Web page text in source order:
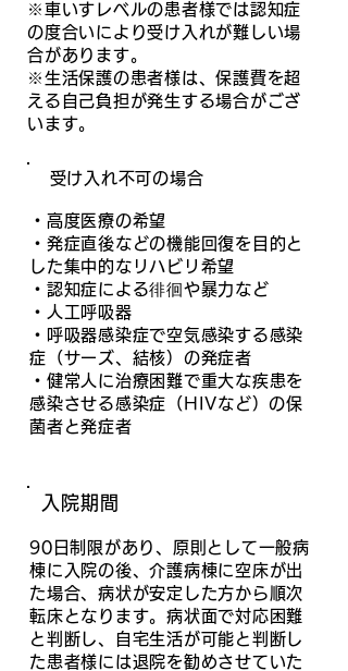
※車いすレベルの患者様では認知症
の度合いにより受け入れが難しい場
合があります。
※生活保護の患者様は、保護費を超
える自己負担が発生する場合がござ
います。
受け入れ不可の場合
・高度医療の希望
・発症直後などの機能回復を目的と
した集中的なリハビリ希望
・認知症による徘徊や暴力など
・人工呼吸器
・呼吸器感染症で空気感染する感染
症（サーズ、結核）の発症者
・健常人に治療困難で重大な疾患を
感染させる感染症（HIVなど）の保
菌者と発症者
入院期間
90日制限があり、原則として一般病
棟に入院の後、介護病棟に空床が出
た場合、病状が安定した方から順次
転床となります。病状面で対応困難
と判断し、自宅生活が可能と判断し
た患者様には退院を勧めさせていた